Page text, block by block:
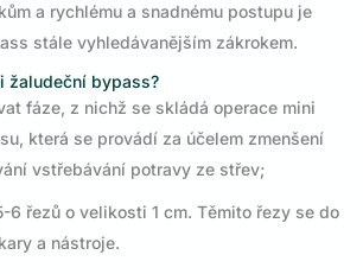
a rychlému a snadnému postupu je
stále vyhledávanějším zákrokem.
žaludeční bypass?
fáze, z nichž se skládá operace mini
která se provádí za účelem zmenšení
vstřebávání potravy ze střev;
6 řezů o velikosti 1 cm. Těmito řezy se do
a nástroje.